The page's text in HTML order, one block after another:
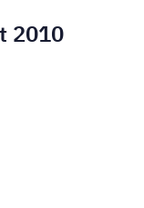
2010